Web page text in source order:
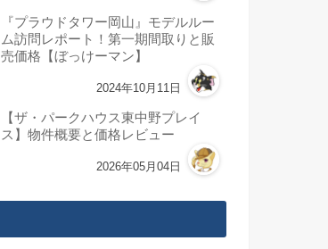
『プラウドタワー岡山』モデルルー
ム訪問レポート！第一期間取りと販
売価格【ぼっけーマン】
2024年10月11日
【ザ・パークハウス東中野プレイ
ス】物件概要と価格レビュー
2026年05月04日